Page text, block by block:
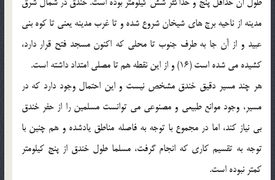
مدینه از ناحیه برج هاى شیخان شروع شده و تا غرب مدینه یعنى تا کوه بنى
عبید و از آن جا به طرف جنوب تا محلى که اکنون مسجد فتح قرار دارد،
کشیده مى شده است (16) و از این نقطه هم تا مصلى امتداد داشته است.
هر چند مسیر دقیق خندق مشخص نیست و این احتمال وجود دارد که در
مسیر، وجود موانع طبیعى و مصنوعى مى توانست مسلمین را از حفر خندق
بى نیاز کند، اما در مجموع با توجه به فاصله مناطق یادشده و هم چنین با
توجه به تقسیم کارى که انجام گرفت، مسلما طول خندق از پنج کیلومتر
کمتر نبوده است.